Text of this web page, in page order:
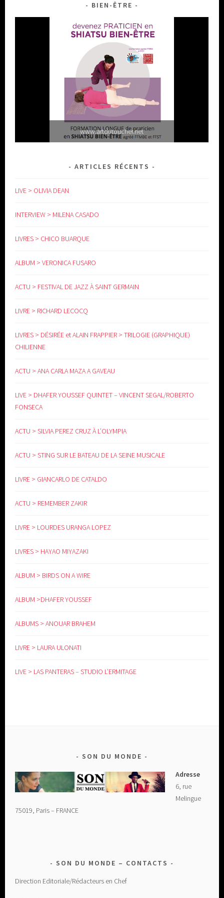
BIEN-ÊTRE
www.artdutoucher.net
ARTICLES RÉCENTS
LIVE > OLIVIA DEAN
INTERVIEW > MILENA CASADO
LIVRES > CHICO BUARQUE
ALBUM > VERONICA FUSARO
ACTU > FESTIVAL DE JAZZ À SAINT GERMAIN
LIVRE > RICHARD LECOCQ
LIVRES > DÉSIRÉE et ALAIN FRAPPIER > TRILOGIE (GRAPHIQUE)
CHILIENNE
ACTU > ANA CARLA MAZA A GAVEAU
LIVE > DHAFER YOUSSEF QUINTET – VINCENT SEGAL/ROBERTO
FONSECA
ACTU > SILVIA PEREZ CRUZ À L’OLYMPIA
ACTU > STING SUR LE BATEAU DE LA SEINE MUSICALE
LIVRE > GIANCARLO DE CATALDO
ACTU > REMEMBER ZAKIR
LIVRE > LOURDES URANGA LOPEZ
LIVRES > HAYAO MIYAZAKI
ALBUM > BIRDS ON A WIRE
ALBUM >DHAFER YOUSSEF
ALBUMS > ANOUAR BRAHEM
LIVRE > LAURA ULONATI
LIVE > LAS PANTERAS – STUDIO L’ERMITAGE
SON DU MONDE
Adresse
6, rue
Melingue
75019, Paris – FRANCE
SON DU MONDE – CONTACTS
Direction Editoriale/Rédacteurs en Chef